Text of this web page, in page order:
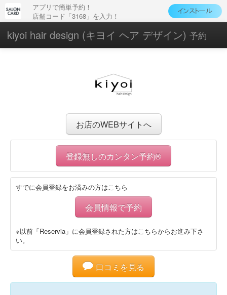
アプリで簡単予約！
店舗コード「3168」を入力！
kiyoi hair design (キヨイ ヘア デザイン) 予約
お店のWEBサイトへ
登録無しのカンタン予約®
すでに会員登録をお済みの方はこちら
会員情報で予約
※以前「Reservia」に会員登録された方はこちらからお進み下さ
い。
口コミを見る